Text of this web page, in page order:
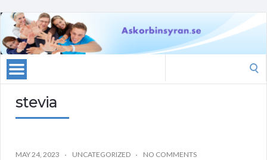
stevia
MAY 24, 2023 UNCATEGORIZED NO COMMENTS